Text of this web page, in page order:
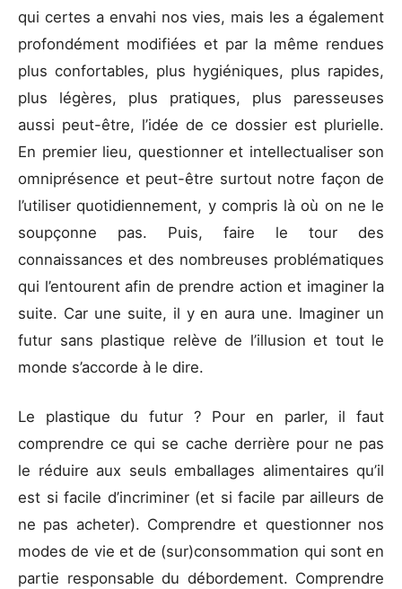
qui certes a envahi nos vies, mais les a également
profondément modifiées et par la même rendues
plus confortables, plus hygiéniques, plus rapides,
plus légères, plus pratiques, plus paresseuses
aussi peut-être, l’idée de ce dossier est plurielle.
En premier lieu, questionner et intellectualiser son
omniprésence et peut-être surtout notre façon de
l’utiliser quotidiennement, y compris là où on ne le
soupçonne pas. Puis, faire le tour des
connaissances et des nombreuses problématiques
qui l’entourent afin de prendre action et imaginer la
suite. Car une suite, il y en aura une. Imaginer un
futur sans plastique relève de l’illusion et tout le
monde s’accorde à le dire.
Le plastique du futur ? Pour en parler, il faut
comprendre ce qui se cache derrière pour ne pas
le réduire aux seuls emballages alimentaires qu’il
est si facile d’incriminer (et si facile par ailleurs de
ne pas acheter). Comprendre et questionner nos
modes de vie et de (sur)consommation qui sont en
partie responsable du débordement. Comprendre